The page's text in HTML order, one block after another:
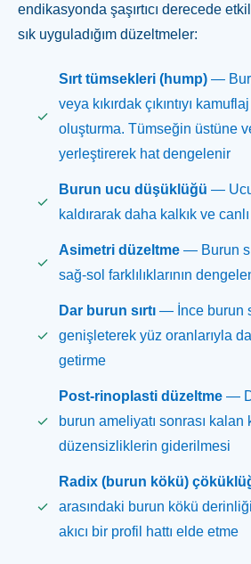
endikasyonda şaşırtıcı derecede
sık uyguladığım düzeltmeler:
Sırt tümsekleri (hump)—
veya kıkırdak çıkıntıyı
oluşturma. Tümseğin üstüne
yerleştirerek hat dengelenir
Burun ucu düşüklüğü —
kaldırarak daha kalkık ve
Asimetri düzeltme— Burun
sağ-sol farklılıklarının
Dar burun sırtı— İnce burun
genişleterek yüz oranlarıyla
getirme
Post-rinoplasti düzeltme—
burun ameliyatı sonrası kalan
düzensizliklerin giderilmesi
Radix (burun kökü)
arasındaki burun kökü
akıcı bir profil hattı elde etme